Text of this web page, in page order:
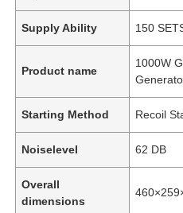
Supply Ability 150
Product name
1000W
Starting Method Recoil
Noiselevel 62 DB
Overall
dimensions